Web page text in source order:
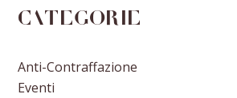
Categorie
Anti-Contraffazione
Eventi